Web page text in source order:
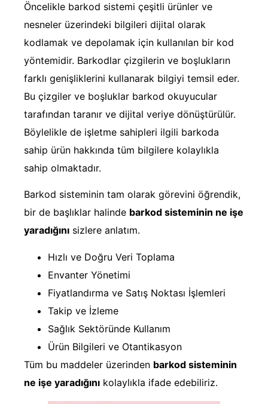
Öncelikle barkod sistemi çeşitli ürünler ve
nesneler üzerindeki bilgileri dijital olarak
kodlamak ve depolamak için kullanılan bir kod
yöntemidir. Barkodlar çizgilerin ve boşlukların
farklı genişliklerini kullanarak bilgiyi temsil eder.
Bu çizgiler ve boşluklar barkod okuyucular
tarafından taranır ve dijital veriye dönüştürülür.
Böylelikle de işletme sahipleri ilgili barkoda
sahip ürün hakkında tüm bilgilere kolaylıkla
sahip olmaktadır.
Barkod sisteminin tam olarak görevini öğrendik,
bir de başlıklar halinde barkod sisteminin ne işe
yaradığını sizlere anlatım.
Hızlı ve Doğru Veri Toplama
Envanter Yönetimi
Fiyatlandırma ve Satış Noktası İşlemleri
Takip ve İzleme
Sağlık Sektöründe Kullanım
Ürün Bilgileri ve Otantikasyon
Tüm bu maddeler üzerinden barkod sisteminin
ne işe yaradığını kolaylıkla ifade edebiliriz.